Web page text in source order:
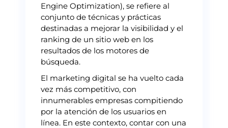
Engine Optimization), se refiere al
conjunto de técnicas y prácticas
destinadas a mejorar la visibilidad y el
ranking de un sitio web en los
resultados de los motores de
búsqueda.
El marketing digital se ha vuelto cada
vez más competitivo, con
innumerables empresas compitiendo
por la atención de los usuarios en
línea. En este contexto, contar con una